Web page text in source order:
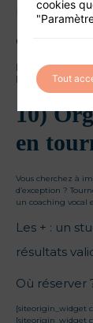
propre bière
Où réserver ?
[siteorigin_widget
[siteorigin_widget
10)
en
Vous cherchez à
d’exception ?
un coaching vocal
Les + : un
résultats
Où réserver
[siteorigin_widget
[siteorigin_widget
cookies
Tout